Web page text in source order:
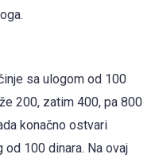
sa ulogom od 100
200, zatim 400, pa 800
konačno ostvari
100 dinara. Na ovaj